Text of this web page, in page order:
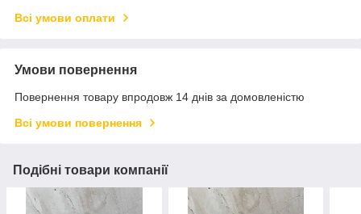
Всі умови оплати
Умови повернення
Повернення товару впродовж 14 днів за домовленістю
Всі умови повернення
Подібні товари компанії